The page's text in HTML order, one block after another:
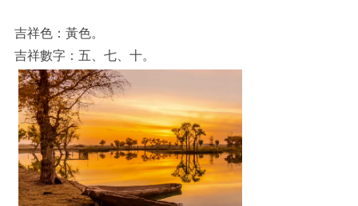
吉祥色：黃色。
吉祥數字：五、七、十。